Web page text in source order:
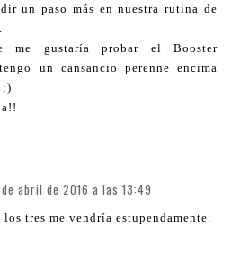
un paso más en nuestra rutina de
me gustaría probar el Booster
un cansancio perenne encima
;)
abril de 2016 a las 13:49
tres me vendría estupendamente.